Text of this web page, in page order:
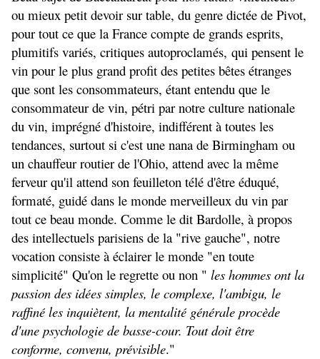
ou mieux petit devoir sur table, du genre dictée de Pivot,
pour tout ce que la France compte de grands esprits,
plumitifs variés, critiques autoproclamés, qui pensent le
vin pour le plus grand profit des petites bêtes étranges
que sont les consommateurs, étant entendu que le
consommateur de vin, pétri par notre culture nationale
du vin, imprégné d'histoire, indifférent à toutes les
tendances, surtout si c'est une nana de Birmingham ou
un chauffeur routier de l'Ohio, attend avec la même
ferveur qu'il attend son feuilleton télé d'être éduqué,
formaté, guidé dans le monde merveilleux du vin par
tout ce beau monde. Comme le dit Bardolle, à propos
des intellectuels parisiens de la "rive gauche", notre
vocation consiste à éclairer le monde "en toute
simplicité" Qu'on le regrette ou non " les hommes ont la
passion des idées simples, le complexe, l'ambigu, le
raffiné les inquiètent, la mentalité générale procède
d'une psychologie de basse-cour. Tout doit être
conforme, convenu, prévisible."